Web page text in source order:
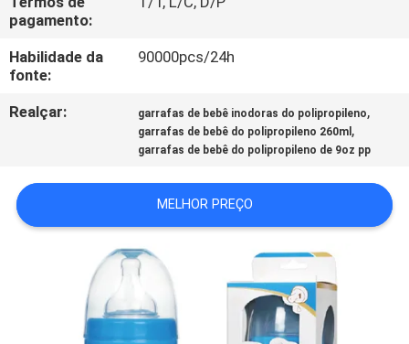
TODOS
CASOS
SHOPPING
MAPA
pagamento:
Habilidade da
fonte:
90000pcs/24h
Realçar: garrafas de bebê inodoras do polipropileno,
garrafas de bebê do polipropileno 260ml ,
garrafas de bebê do polipropileno de 9oz pp
MELHOR PREÇO